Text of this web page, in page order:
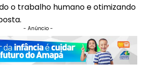
o trabalho humano e otimizando
- Anúncio -